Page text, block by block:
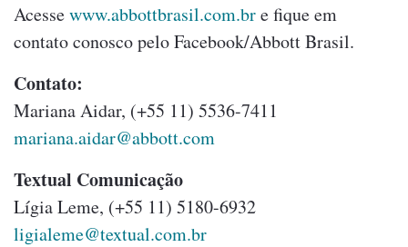
Acessewww.abbottbrasil.com.bre fique em
contato conosco pelo Facebook/Abbott Brasil.
Contato:
Mariana Aidar, (+55 11) 5536-7411
mariana.aidar@abbott.com
Textual Comunicação
Lígia Leme, (+55 11) 5180-6932
ligialeme@textual.com.br